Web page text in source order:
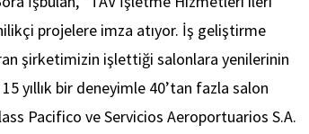
projelere imza atıyor. İş geliştirme
şirketimizin işlettiği salonlara yenilerinin
yıllık bir deneyimle 40’tan fazla salon
Pacifico ve Servicios Aeroportuarios S.A.